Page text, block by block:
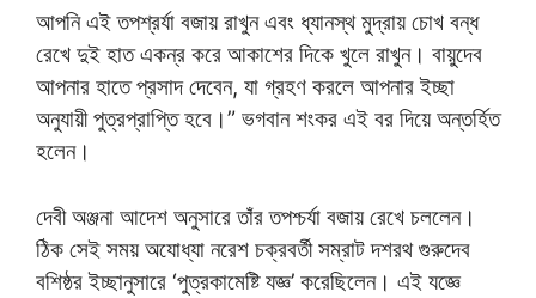
আপনি এই তপশ্রর্যা বজায় রাখুন এবং ধ্যানস্থ মুদ্রায় চোখ বন্ধ
রেখে দুই হাত একন্র করে আকাশের দিকে খুলে রাখুন। বায়ুদেব
আপনার হাতে প্রসাদ দেবেন, যা গ্রহণ করলে আপনার ইচ্ছা
অনুযায়ী পুত্রপ্রাপ্তি হবে।” ভগবান শংকর এই বর দিয়ে অন্তর্হিত
হলেন।
দেবী অঞ্জনা আদেশ অনুসারে তাঁর তপশ্চর্যা বজায় রেখে চললেন।
ঠিক সেই সময় অযোধ্যা নরেশ চক্রবর্তী সম্রাট দশরথ গুরুদেব
বশিষ্ঠর ইচ্ছানুসারে ‘পুত্রকামেষ্টি যজ্ঞ’ করেছিলেন। এই যজ্ঞে